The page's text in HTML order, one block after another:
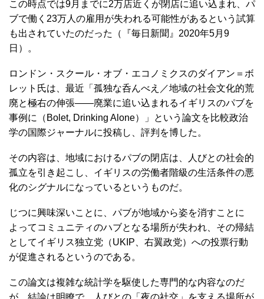
この時点では9月までに2万店近くが閉店に追い込まれ、パ
ブで働く23万人の雇用が失われる可能性があるという試算
も出されていたのだった（『毎日新聞』2020年5月9
日）。
ロンドン・スクール・オブ・エコノミクスのダイアン＝ボ
レット氏は、最近「孤独な呑んべえ／地域の社会文化的荒
廃と極右の伸張――廃業に追い込まれるイギリスのパブを
事例に（Bolet, Drinking Alone）」という論文を比較政治
学の国際ジャーナルに投稿し、評判を博した。
その内容は、地域におけるパブの閉店は、人びとの社会的
孤立を引き起こし、イギリスの労働者階級の生活条件の悪
化のシグナルになっているというものだ。
じつに興味深いことに、パブが地域から姿を消すことに
よってコミュニティのハブとなる場所が失われ、その帰結
としてイギリス独立党（UKIP、右翼政党）への投票行動
が促進されるというのである。
この論文は複雑な統計学を駆使した専門的な内容なのだ
が、結論は明瞭で、人びとの「夜の社交」を支える場所が